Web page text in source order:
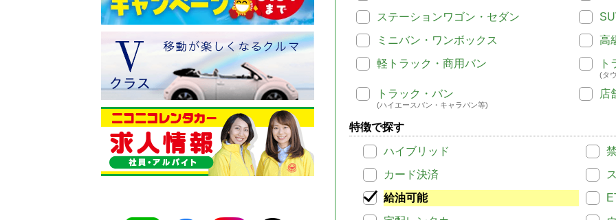
ステーションワゴン・セダン
ミニバン・ワンボックス
高
軽トラック・商用バン
ト
(タ
トラック・バン
(ハイエースバン・キャラバン等)
店
特徴で探す
ハイブリッド
カード決済
給油可能